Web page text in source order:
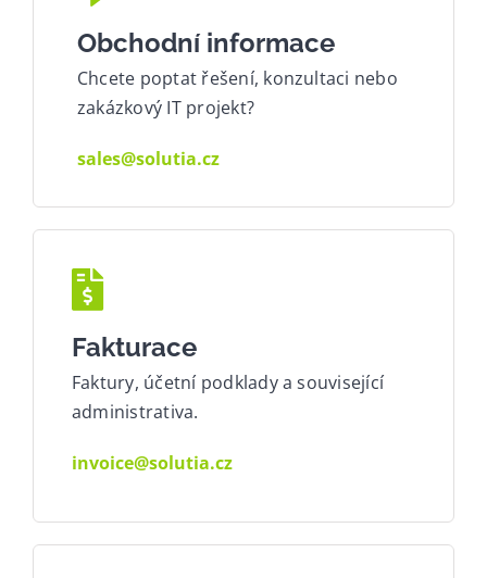
Obchodní informace
Chcete poptat řešení, konzultaci nebo
zakázkový IT projekt?
sales@solutia.cz
Fakturace
Faktury, účetní podklady a související
administrativa.
invoice@solutia.cz